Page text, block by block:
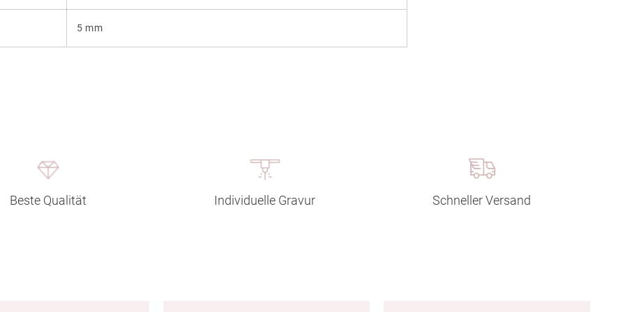
5 mm
Beste Qualität Individuelle Gravur Schneller Versand